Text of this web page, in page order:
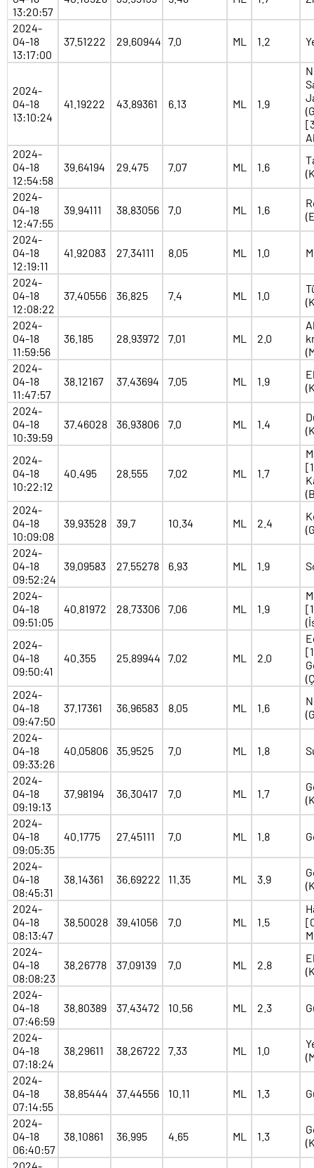
13:20:57
2024-
04-18
13:17:00
37.51222 29.60944 7.0 ML 1.2
2024-
04-18
13:10:24
41.19222 43.89361 6.13 ML 1.9
2024-
04-18
12:54:58
39.64194 29.475 7.07 ML 1.6
2024-
04-18
12:47:55
39.94111 38.83056 7.0 ML 1.6
2024-
04-18
12:19:11
41.92083 27.34111 8.05 ML 1.0
2024-
04-18
12:08:22
37.40556 36.825 7.4 ML 1.0
2024-
04-18
11:59:56
36.185 28.93972 7.01 ML 2.0
2024-
04-18
11:47:57
38.12167 37.43694 7.05 ML 1.9
2024-
04-18
10:39:59
37.46028 36.93806 7.0 ML 1.4
2024-
04-18
10:22:12
40.495 28.555 7.02 ML 1.7
2024-
04-18
10:09:08
39.93528 39.7 10.34 ML 2.4
2024-
04-18
09:52:24
39.09583 27.55278 6.93 ML 1.9
2024-
04-18
09:51:05
40.81972 28.73306 7.06 ML 1.9
2024-
04-18
09:50:41
40.355 25.89944 7.02 ML 2.0
2024-
04-18
09:47:50
37.17361 36.96583 8.05 ML 1.6
2024-
04-18
09:33:26
40.05806 35.9525 7.0 ML 1.8
2024-
04-18
09:19:13
37.98194 36.30417 7.0 ML 1.7
2024-
04-18
09:05:35
40.1775 27.45111 7.0 ML 1.8
2024-
04-18
08:45:31
38.14361 36.69222 11.35 ML 3.9
2024-
04-18
08:13:47
38.50028 39.41056 7.0 ML 1.5
2024-
04-18
08:08:23
38.26778 37.09139 7.0 ML 2.8
2024-
04-18
07:46:59
38.80389 37.43472 10.56 ML 2.3
2024-
04-18
07:18:24
38.29611 38.26722 7.33 ML 1.0
2024-
04-18
07:14:55
38.85444 37.44556 10.11 ML 1.3
2024-
04-18
06:40:57
38.10861 36.995 4.65 ML 1.3